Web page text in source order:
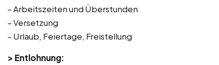
– Arbeitszeiten und Überstunden
– Versetzung
– Urlaub, Feiertage, Freistellung
> Entlohnung: